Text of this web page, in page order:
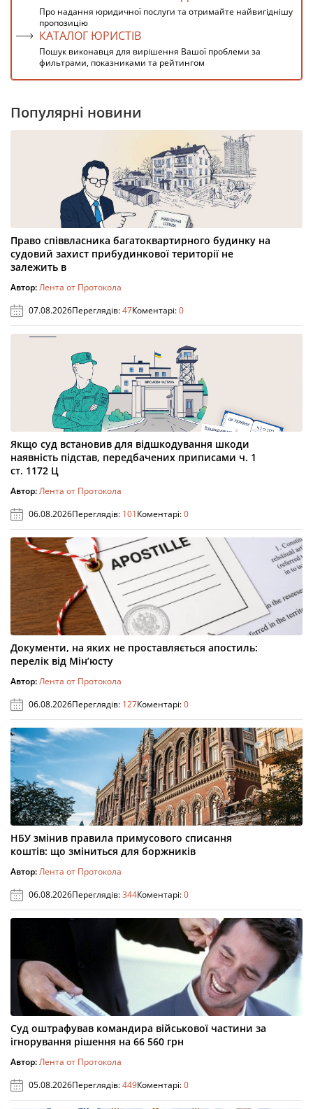
Про надання юридичної послуги та отримайте найвигіднішу
пропозицію
КАТАЛОГ ЮРИСТІВ
Пошук виконавця для вирішення Вашої проблеми за
фильтрами, показниками та рейтингом
Популярні новини
Право співвласника багатоквартирного будинку на
судовий захист прибудинкової території не
залежить в
Автор:Лента от Протокола
07.08.2026Переглядів:47Коментарі:0
Якщо суд встановив для відшкодування шкоди
наявність підстав, передбачених приписами ч. 1
ст. 1172 Ц
Автор:Лента от Протокола
06.08.2026Переглядів: 101Коментарі:0
Документи, на яких не проставляється апостиль:
перелік від Мін’юсту
Автор:Лента от Протокола
06.08.2026Переглядів: 127Коментарі:0
НБУ змінив правила примусового списання
коштів: що зміниться для боржників
Автор:Лента от Протокола
06.08.2026Переглядів:344Коментарі:0
Суд оштрафував командира військової частини за
ігнорування рішення на 66 560 грн
Автор:Лента от Протокола
05.08.2026Переглядів:449Коментарі:0